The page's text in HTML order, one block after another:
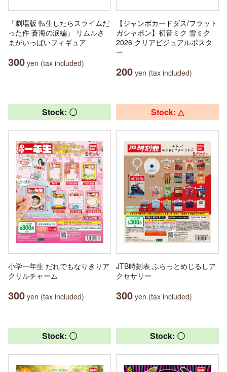
「劇場版 転生したらスライムだ
った件 蒼海の涙編」 リムルさ
まがいっぱいフィギュア
300 yen (tax included)
【ジャンボカードダス/フラット
ガシャポン】初音ミク 雪ミク
2026 クリアビジュアルポスタ
ー
200 yen (tax included)
Stock: 〇
小学一年生 だれでもなりきりア
クリルチャーム
300 yen (tax included)
Stock: △
JTB時刻表 ふらっとめじるしア
クセサリー
300 yen (tax included)
Stock: 〇 Stock: 〇